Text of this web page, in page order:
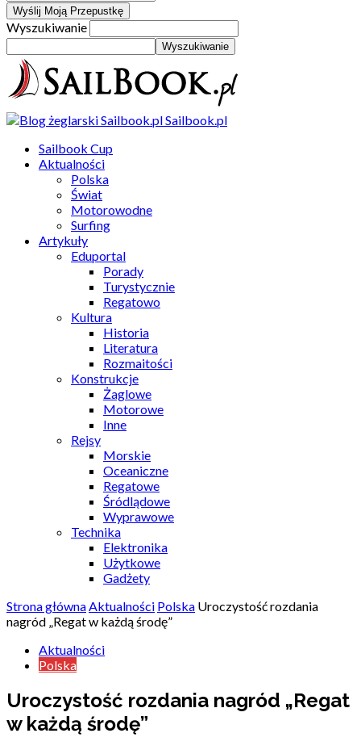
Wyszukiwanie
Sailbook.pl
Sailbook Cup
Aktualności
Polska
Świat
Motorowodne
Surfing
Artykuły
Eduportal
Porady
Turystycznie
Regatowo
Kultura
Historia
Literatura
Rozmaitości
Konstrukcje
Żaglowe
Motorowe
Inne
Rejsy
Morskie
Oceaniczne
Regatowe
Śródlądowe
Wyprawowe
Technika
Elektronika
Użytkowe
Gadżety
Strona głównaAktualności Polska Uroczystość rozdania
nagród „Regat w każdą środę”
Aktualności
Polska
Uroczystość rozdania nagród „Regat
w każdą środę”